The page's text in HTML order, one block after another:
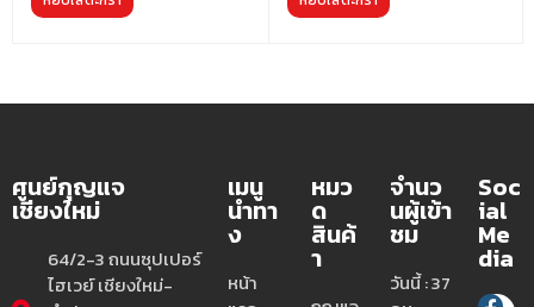
ศูนย์กุญแจ
เชียงใหม่
64/2-3 ถนนซุปเปอร์
ไฮเวย์ เชียงใหม่-
เมนู
นำทา
ง
หน้า
หมว
ด
สินค้
า
จำนว
นผู้เข้า
ชม
วันนี้ : 37
Soc
ial
Me
dia